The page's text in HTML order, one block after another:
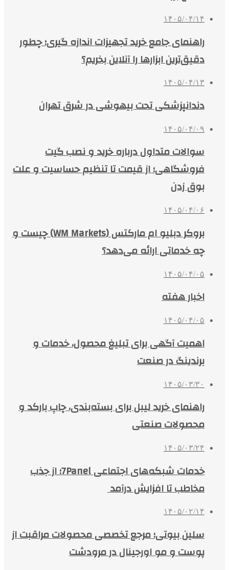
۱۴۰۵/۰۴/۱۴
راهنمای جامع خرید تجهیزات اندازه گیری؛ چطور
دقیق‌ترین ابزارها را آنلاین بخریم؟
۱۴۰۵/۰۴/۱۳
دندانپزشکی تحت بیهوشی در شرق تهران
۱۴۰۵/۰۴/۰۹
سوالات متداول درباره خرید و نصب گیت
فروشگاهی؛ از قیمت تا تنظیم حساسیت و علت
بوق زدن
۱۴۰۵/۰۴/۰۶
بروکر دبلیو ام مارکتس (WM Markets) چیست و
چه خدماتی ارائه می‌دهد؟
۱۴۰۵/۰۴/۰۵
اخبار هفته
۱۴۰۵/۰۴/۰۵
اهمیت آگهی برای تبلیغ محصول، خدمات و
برندینگ در صنعت
۱۴۰۵/۰۳/۳۰
راهنمای خرید لیبل برای بسته‌بندی، چاپ بارکد و
محصولات صنعتی
۱۴۰۵/۰۳/۲۴
خدمات شبکه‌های اجتماعی 7Panel؛ از جذب
مخاطب تا افزایش درآمد
۱۴۰۵/۰۲/۱۴
سلین بیوتی؛ مرجع تخصصی محصولات مراقبت از
پوست و مو اورجینال در مرودشت